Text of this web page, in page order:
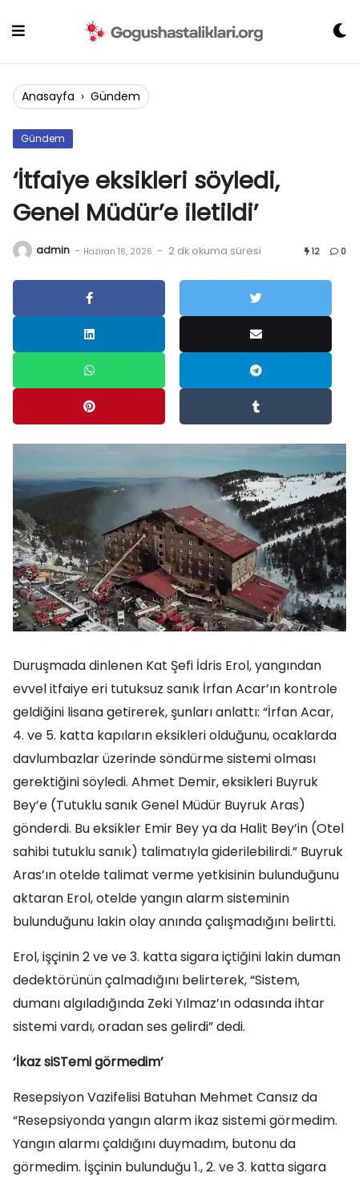
Anasayfa › Gündem
Gündem
‘İtfaiye eksikleri söyledi,
Genel Müdür’e iletildi’
admin - Haziran 16, 2026 - 2 dk okuma süresi 12 0
Duruşmada dinlenen Kat Şefi İdris Erol, yangından
evvel itfaiye eri tutuksuz sanık İrfan Acar’ın kontrole
geldiğini lisana getirerek, şunları anlattı: “İrfan Acar,
4. ve 5. katta kapıların eksikleri olduğunu, ocaklarda
davlumbazlar üzerinde söndürme sistemi olması
gerektiğini söyledi. Ahmet Demir, eksikleri Buyruk
Bey’e (Tutuklu sanık Genel Müdür Buyruk Aras)
gönderdi. Bu eksikler Emir Bey ya da Halit Bey’in (Otel
sahibi tutuklu sanık) talimatıyla giderilebilirdi.” Buyruk
Aras’ın otelde talimat verme yetkisinin bulunduğunu
aktaran Erol, otelde yangın alarm sisteminin
bulunduğunu lakin olay anında çalışmadığını belirtti.
Erol, işçinin 2 ve ve 3. katta sigara içtiğini lakin duman
dedektörünün çalmadığını belirterek, “Sistem,
dumanı algıladığında Zeki Yılmaz’ın odasında ihtar
sistemi vardı, oradan ses gelirdi” dedi.
‘İkaz siSTemi görmedim’
Resepsiyon Vazifelisi Batuhan Mehmet Cansız da
“Resepsiyonda yangın alarm ikaz sistemi görmedim.
Yangın alarmı çaldığını duymadım, butonu da
görmedim. İşçinin bulunduğu 1., 2. ve 3. katta sigara